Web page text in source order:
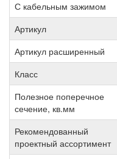
С кабельным зажимом
Артикул
Артикул расширенный
Класс
Полезное поперечное
сечение, кв.мм
Рекомендованный
проектный ассортимент